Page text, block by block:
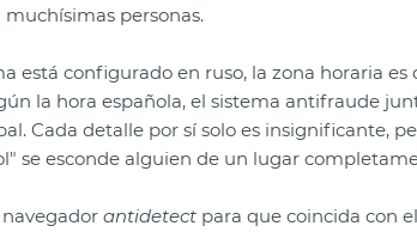
personas.
está configurado en ruso, la zona horaria es
la hora española, el sistema antifraude
Cada detalle por sí solo es insignificante,
se esconde alguien de un lugar
antidetect para que coincida con el